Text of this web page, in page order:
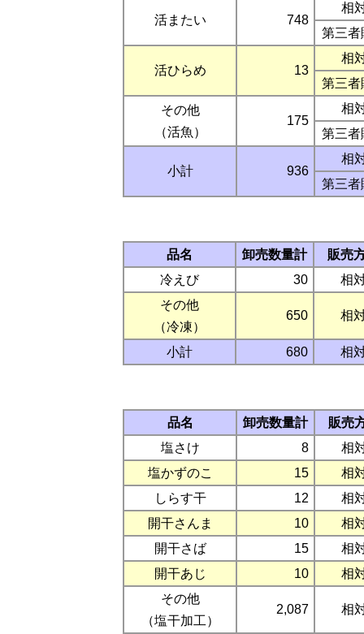
活またい 748
相
第三者
活ひらめ 13
相
第三者
その他
（活魚）
175
相
第三者
小計 936
相
第三者
品名 卸売数量計
販売
冷えび
30
相
その他
（冷凍）
650 相
小計 680 相
品名 卸売数量計
販売
塩さけ
8
相
塩かずのこ
15
相
しらす干
12
相
開干さんま
10
相
開干さば
15
相
開干あじ
10
相
その他
（塩干加工）
2,087 相